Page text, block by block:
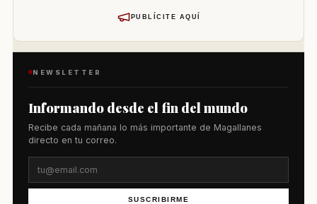
PUBLÍCITE AQUÍ
NEWSLETTER
Informando desde el fin del mundo
Recibe cada mañana lo más importante de Magallanes
directo en tu correo.
SUSCRIBIRME